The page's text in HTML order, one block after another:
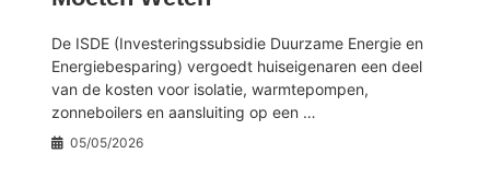
De ISDE (Investeringssubsidie Duurzame Energie en
Energiebesparing) vergoedt huiseigenaren een deel
van de kosten voor isolatie, warmtepompen,
zonneboilers en aansluiting op een …
05/05/2026